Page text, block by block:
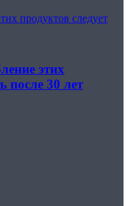
продуктов следует
этих
после 30 лет